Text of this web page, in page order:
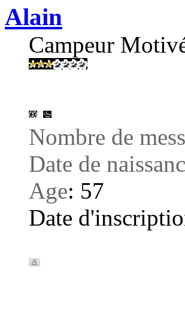
Alain
Campeur
Nombre de
Date de
Age: 57
Date